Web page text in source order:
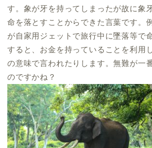
す。象が牙を持ってしまったが故に象
命を落とすことからできた言葉です。
が自家用ジェットで旅行中に墜落等で
すると、お金を持っていることを利用
の意味で言われたりします。無難が一
のですかね？